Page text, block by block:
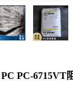
PC-6715VT